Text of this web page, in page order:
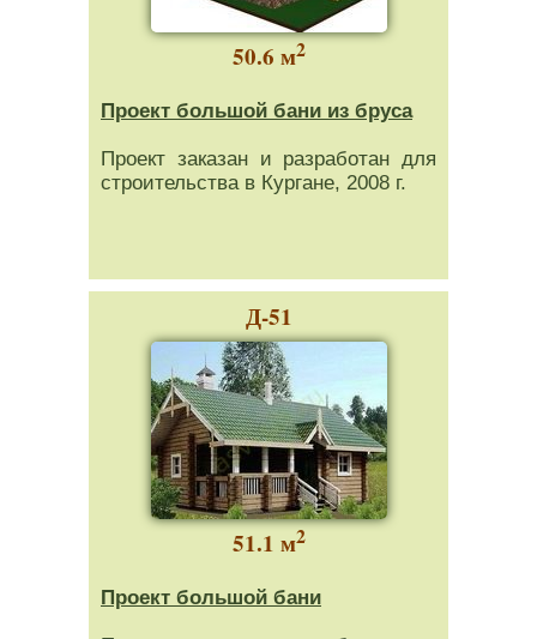
50.6 м2
Проект большой бани из бруса
Проект заказан и разработан для
строительства в Кургане, 2008 г.
Д-51
51.1 м2
Проект большой бани